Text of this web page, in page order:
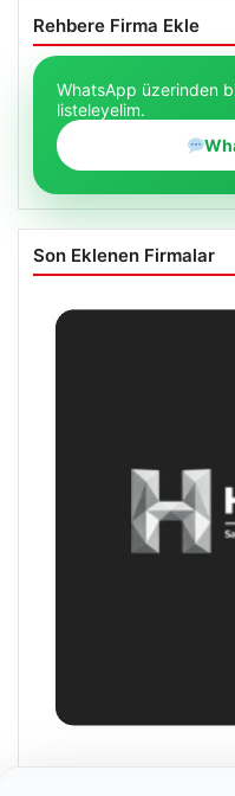
Rehbere Firma Ekle
WhatsApp üzerinden
listeleyelim.
Son Eklenen Firmalar